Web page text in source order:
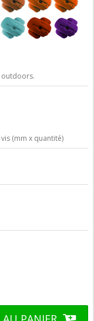
outdoors.
vis (mm x quantité)